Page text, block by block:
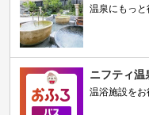
温泉にもっ
ニフティ温
温浴施設を